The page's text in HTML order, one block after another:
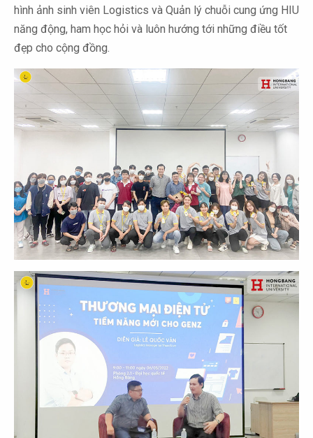
hình ảnh sinh viên Logistics và Quản lý chuỗi cung ứng HIU
năng động, ham học hỏi và luôn hướng tới những điều tốt
đẹp cho cộng đồng.